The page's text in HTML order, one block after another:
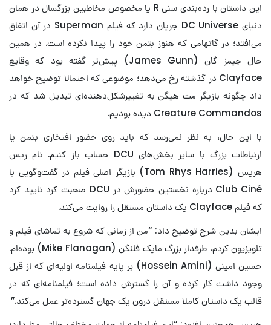
این داستان با رده‌بندی سنی R یا مخصوص مخاطبین بزرگسال در همان
دنیای DC Universe جریان دارد که فیلم Superman در آن اتفاق
می‌افتد؛ در گاتهامی که هنوز بتمن خود را پیدا نکرده است. در همین
حال جیمز گان (James Gunn) پیش‌تر گفته بود که وقایع
Clayface در گذشته رخ می‌دهد؛ موضوعی که احتمالا توضیح خواهد
داد چگونه بازیگر مت هیگن به تغییرشکل‌دهنده‌ای تبدیل شد که در
Creature Commandos دیده بودیم.
با این حال، به نظر نمی‌رسد که باید روی حضور افتخاری بتمن یا
ارتباطات بزرگ با سایر بخش‌های DCU حساب باز کنیم. تام ریس
هریس (Tom Rhys Harries) بازیگر اصلی فیلم در گفت‌وگویی با
Club Ciné درباره نخستین حضورش در DCU صحبت کرد تایید کرد
که فیلم Clayface یک داستان مستقل را روایت می‌کند.
ایشان بدین شرح توضیح داد: “من از زمانی که شروع به تماشای فیلم و
تلویزیون کردم، طرفدار بزرگ مایک فلنگن (Mike Flanagan) بوده‌ام.
حسین امینی (Hossein Amini) بر پایه فیلمنامه اولیه‌ای که از قبل
وجود داشت کار کرده و آن را گسترش داده است؛ فیلمنامه‌ای که در
قالب یک داستان کاملا مستقل درون یک جهان گسترده‌تر عمل می‌کند.”